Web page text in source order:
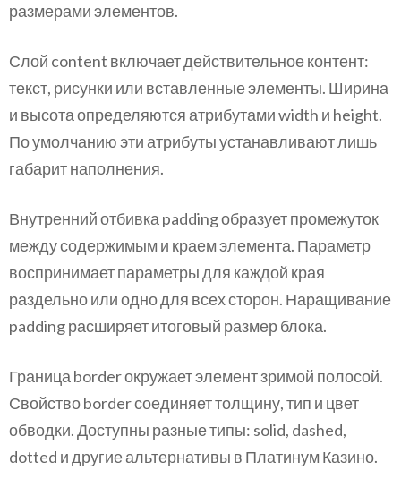
размерами элементов.
Слой content включает действительное контент:
текст, рисунки или вставленные элементы. Ширина
и высота определяются атрибутами width и height.
По умолчанию эти атрибуты устанавливают лишь
габарит наполнения.
Внутренний отбивка padding образует промежуток
между содержимым и краем элемента. Параметр
воспринимает параметры для каждой края
раздельно или одно для всех сторон. Наращивание
padding расширяет итоговый размер блока.
Граница border окружает элемент зримой полосой.
Свойство border соединяет толщину, тип и цвет
обводки. Доступны разные типы: solid, dashed,
dotted и другие альтернативы в Платинум Казино.